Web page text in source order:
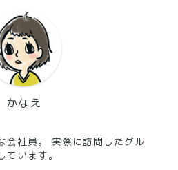
かなえ
会社員。 実際に訪問したグル
います。